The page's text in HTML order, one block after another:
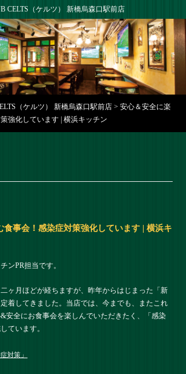
CELTS（ケルツ） 新橋烏森口駅前店
（ケルツ） 新橋烏森口駅前店 >安心＆安全に楽
強化しています | 横浜キッチン
食事会！感染症対策強化しています | 横浜キ
ンPR担当です。
ヶ月ほどが経ちますが、昨年からはじまった「新
着してきました。当店では、今までも、またこれ
安全にお食事会を楽しんでいただきたく、「感染
ています。
対策」